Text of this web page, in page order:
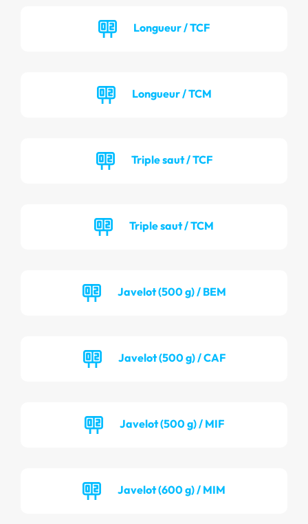
Longueur / TCF
Longueur / TCM
Triple saut / TCF
Triple saut / TCM
Javelot (500 g) / BEM
Javelot (500 g) / CAF
Javelot (500 g) / MIF
Javelot (600 g) / MIM